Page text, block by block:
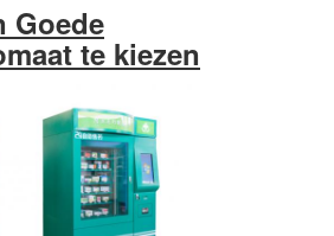
Goede
te kiezen